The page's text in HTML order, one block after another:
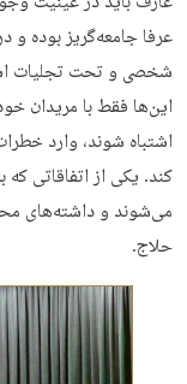
عرفا جامعه‌گریز بوده
شخصی و تحت تجلیات
این‌ها فقط با مریدان
اشتباه شوند، وارد
کند. یکی از اتفاقاتی
می‌شوند و داشته‌های
حلاج.